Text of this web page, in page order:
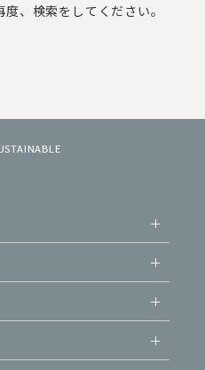
、検索をしてください。